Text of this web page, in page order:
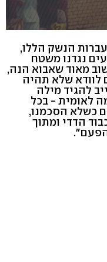
הנשק הללו,
נגדנו משטח
מאוד שאבוא הנה,
לוודא שלא תהיה
להגיד מילה
לאומית - בכל
כשלא הסכמנו,
הדדי ומתוך